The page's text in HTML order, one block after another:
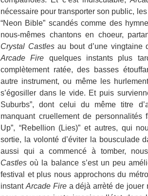
nécessaire pour transporter son public,
“Neon Bible” scandés comme des
nous-mêmes chantons en choeur,
Crystal Castlesau bout d’une vingtaine
Arcade Fire quelques instants plus
complètement ratée, des basses
autre instrument, ou même les
s’égosiller dans le vide. Et puis
Suburbs”, dont celui du même titre
manquant cruellement de personnalités
Up”, “Rebellion (Lies)” et autres, qui
sortie, la volonté d’éviter la bousculade
aussi qui a commencé à tomber,
Castles où la balance s’est un peu
festival et plus nous approchons du
instant Arcade Firea déjà arrèté de jouer